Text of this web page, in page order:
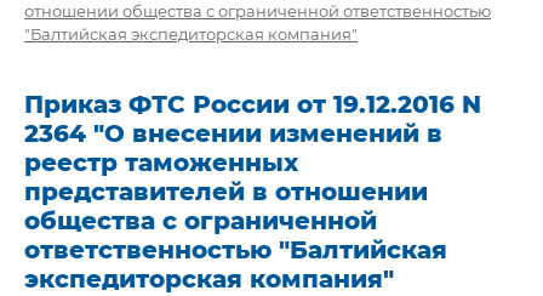
отношении общества с ограниченной ответственностью
"Балтийская экспедиторская компания"
Приказ ФТС России от 19.12.2016 N
2364 "О внесении изменений в
реестр таможенных
представителей в отношении
общества с ограниченной
ответственностью "Балтийская
экспедиторская компания"